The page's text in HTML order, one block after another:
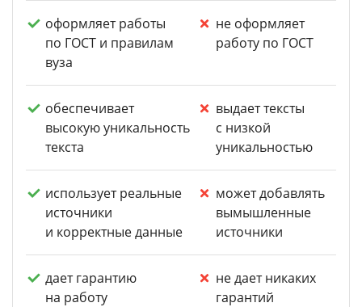
оформляет работы
по ГОСТ и правилам
вуза
не оформляет
работу по ГОСТ
обеспечивает
высокую уникальность
текста
выдает тексты
с низкой
уникальностью
использует реальные
источники
и корректные данные
может добавлять
вымышленные
источники
дает гарантию
на работу
не дает никаких
гарантий